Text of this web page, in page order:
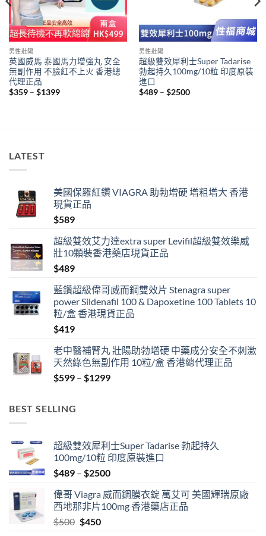
男性壯陽
英國威馬 泰國馬力增強丸 安全
無副作用 不臉紅不上火 香港總
代理正品
$359 – $1399Price
男性壯陽
超級雙效犀利士Super Tadarise
勃起持久100mg/10粒 印度原裝
進口
$489 – $2500Price
LATEST
美國保羅紅鑽 VIAGRA 助勃增硬 增粗增大 香港
現貨正品
$589
超級雙效艾力達extra super Levifil超級雙效樂威
壯10顆裝香港藥店現貨正品
$489
藍鑽超級偉哥威而鋼雙效片 Stenagra super
power Sildenafil 100 & Dapoxetine 100 Tablets 10
粒/盒 香港現貨正品
$419
老中醫補腎丸 壯陽助勃增硬 中藥成分安全不刺激
天然綠色無副作用 10粒/盒 香港總代理正品
$599 – $1299Price
BEST SELLING
超級雙效犀利士Super Tadarise 勃起持久
100mg/10粒 印度原裝進口
$489 – $2500Price
$489
through
偉哥 Viagra 威而鋼膜衣錠 萬艾可 美國輝瑞原廠
西地那非片100mg 香港藥店正品
$500 Original
$450Current